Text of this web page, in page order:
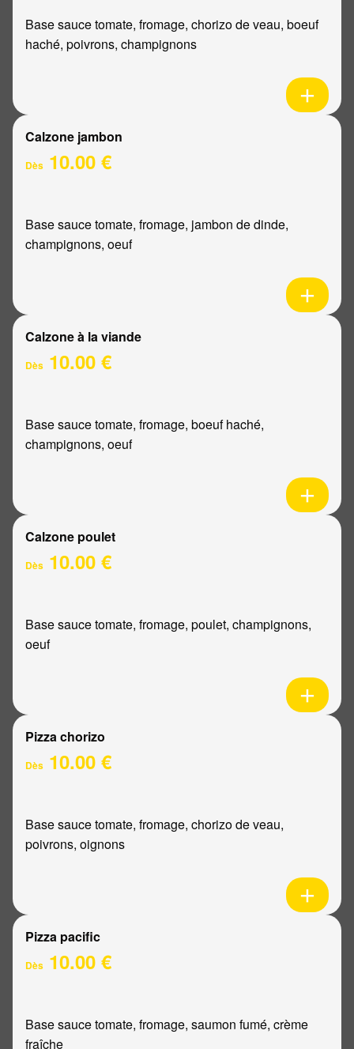
Base sauce tomate, fromage, chorizo de veau, boeuf
haché, poivrons, champignons
Calzone jambon
Dès 10.00 €
Base sauce tomate, fromage, jambon de dinde,
champignons, oeuf
Calzone à la viande
Dès 10.00 €
Base sauce tomate, fromage, boeuf haché,
champignons, oeuf
Calzone poulet
Dès 10.00 €
Base sauce tomate, fromage, poulet, champignons,
oeuf
Pizza chorizo
Dès 10.00 €
Base sauce tomate, fromage, chorizo de veau,
poivrons, oignons
Pizza pacific
Dès 10.00 €
Base sauce tomate, fromage, saumon fumé, crème
fraîche